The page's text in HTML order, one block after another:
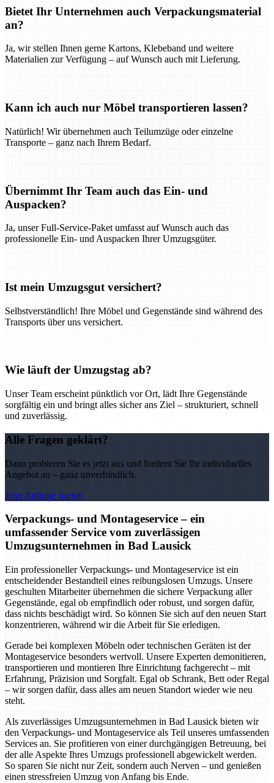
Bietet Ihr Unternehmen auch Verpackungsmaterial
an?
Ja, wir stellen Ihnen gerne Kartons, Klebeband und weitere
Materialien zur Verfügung – auf Wunsch auch mit Lieferung.
Kann ich auch nur Möbel transportieren lassen?
Natürlich! Wir übernehmen auch Teilumzüge oder einzelne
Transporte – ganz nach Ihrem Bedarf.
Übernimmt Ihr Team auch das Ein- und
Auspacken?
Ja, unser Full-Service-Paket umfasst auf Wunsch auch das
professionelle Ein- und Auspacken Ihrer Umzugsgüter.
Ist mein Umzugsgut versichert?
Selbstverständlich! Ihre Möbel und Gegenstände sind während des
Transports über uns versichert.
Wie läuft der Umzugstag ab?
Unser Team erscheint pünktlich vor Ort, lädt Ihre Gegenstände
sorgfältig ein und bringt alles sicher ans Ziel – strukturiert, schnell
und zuverlässig.
Alle Fragen geklärt?
Dann probieren Sie es jetzt aus und fordern Sie Ihr individuelles
Angebot an – ganz unverbindlich.
Jetzt Anfrage starten
Verpackungs- und Montageservice – ein
umfassender Service vom zuverlässigen
Umzugsunternehmen in Bad Lausick
Ein professioneller Verpackungs- und Montageservice ist ein
entscheidender Bestandteil eines reibungslosen Umzugs. Unsere
geschulten Mitarbeiter übernehmen die sichere Verpackung aller
Gegenstände, egal ob empfindlich oder robust, und sorgen dafür,
dass nichts beschädigt wird. So können Sie sich auf den neuen Start
konzentrieren, während wir die Arbeit für Sie erledigen.
Gerade bei komplexen Möbeln oder technischen Geräten ist der
Montageservice besonders wertvoll. Unsere Experten demonitieren,
transportieren und montieren Ihre Einrichtung fachgerecht – mit
Erfahrung, Präzision und Sorgfalt. Egal ob Schrank, Bett oder Regal
– wir sorgen dafür, dass alles am neuen Standort wieder wie neu
steht.
Als zuverlässiges Umzugsunternehmen in Bad Lausick bieten wir
den Verpackungs- und Montageservice als Teil unseres umfassenden
Services an. Sie profitieren von einer durchgängigen Betreuung, bei
der alle Aspekte Ihres Umzugs professionell abgewickelt werden.
So sparen Sie nicht nur Zeit, sondern auch Nerven – und genießen
einen stressfreien Umzug von Anfang bis Ende.